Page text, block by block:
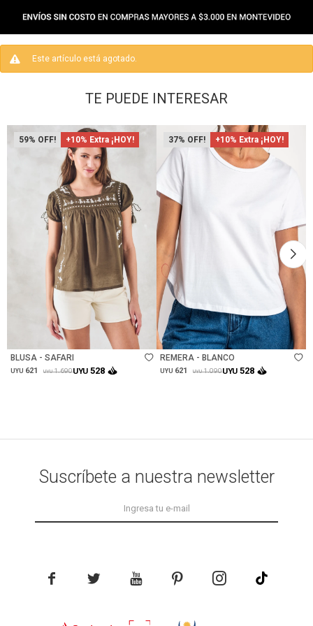
Este artículo está agotado.
TE PUEDE INTERESAR
59 +10% Extra ¡HOY!
BLUSA - SAFARI
UYU 621 UYU 1.690UYU 528
37 +10% Extra ¡HOY!
Talle
REMERA - BLANCO
UYU 621 UYU 1.090UYU 528
Suscríbete a nuestra newsletter
    